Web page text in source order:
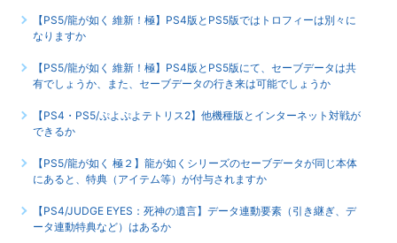
【PS5/龍が如く 維新！極】PS4版とPS5版ではトロフィーは別々に
なりますか
【PS5/龍が如く 維新！極】PS4版とPS5版にて、セーブデータは共
有でしょうか、また、セーブデータの行き来は可能でしょうか
【PS4・PS5/ぷよぷよテトリス2】他機種版とインターネット対戦が
できるか
【PS5/龍が如く 極２】龍が如くシリーズのセーブデータが同じ本体
にあると、特典（アイテム等）が付与されますか
【PS4/JUDGE EYES：死神の遺言】データ連動要素（引き継ぎ、デ
ータ連動特典など）はあるか